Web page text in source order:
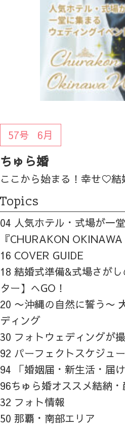
57号 6月
ちゅら婚
ここから始まる！幸せ♡結
Topics
04 人気ホテル・式場が一
『CHURAKON
16 COVER GUIDE
18 結婚式準備&式場さが
ター】へGO！
20 〜沖縄の自然に誓う〜
ディング
30 フォトウェディングが
92 パーフェクトスケジュ
94 「婚姻届・新生活・届
96ちゅら婚オススメ結納
32 フォト情報
50 那覇・南部エリア